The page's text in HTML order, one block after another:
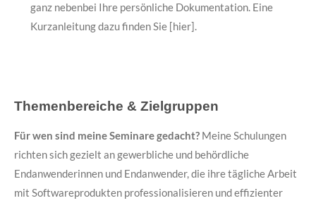
ganz nebenbei Ihre persönliche Dokumentation. Eine
Kurzanleitung dazu finden Sie [hier].
Themenbereiche & Zielgruppen
Für wen sind meine Seminare gedacht? Meine Schulungen
richten sich gezielt an gewerbliche und behördliche
Endanwenderinnen und Endanwender, die ihre tägliche Arbeit
mit Softwareprodukten professionalisieren und effizienter